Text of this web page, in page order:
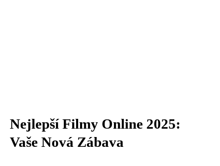
Nejlepší Filmy Online 2025:
Vaše Nová Zábava